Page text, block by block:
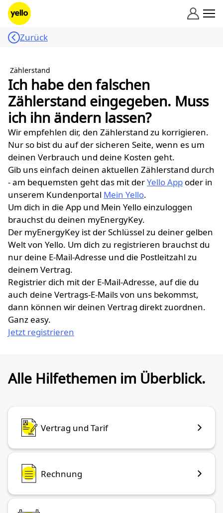
Zum Inhalt springen
Zurück
Zählerstand
Ich habe den falschen
Zählerstand eingegeben. Muss
ich ihn ändern lassen?
Wir empfehlen dir, den Zählerstand zu korrigieren.
Nur so bist du auf der sicheren Seite, wenn es um
deinen Verbrauch und deine Kosten geht.
Gib uns einfach deinen aktuellen Zählerstand durch
- am bequemsten geht das mit derYello App oder in
unserem Kundenportal Mein Yello.
Um dich in die App und Mein Yello einzuloggen
brauchst du deinen myEnergyKey.
Der myEnergyKey ist der Schlüssel zu deiner gelben
Welt von Yello. Um dich zu registrieren brauchst du
nur deine E-Mail-Adresse und die Postleitzahl zu
deinem Vertrag.
Registrier dich mit der E-Mail-Adresse, auf die du
auch deine Vertrags-E-Mails von uns bekommst,
dann können wir deinen Vertrag direkt zuordnen.
Ganz easy.
Jetzt registrieren
Alle Hilfethemen im Überblick.
Vertrag und Tarif
Rechnung